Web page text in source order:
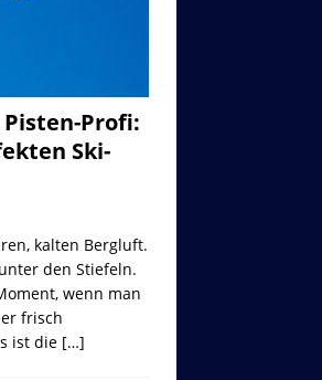
Profi:
Ski-
kalten Bergluft.
den Stiefeln.
wenn man
frisch
ist die […]